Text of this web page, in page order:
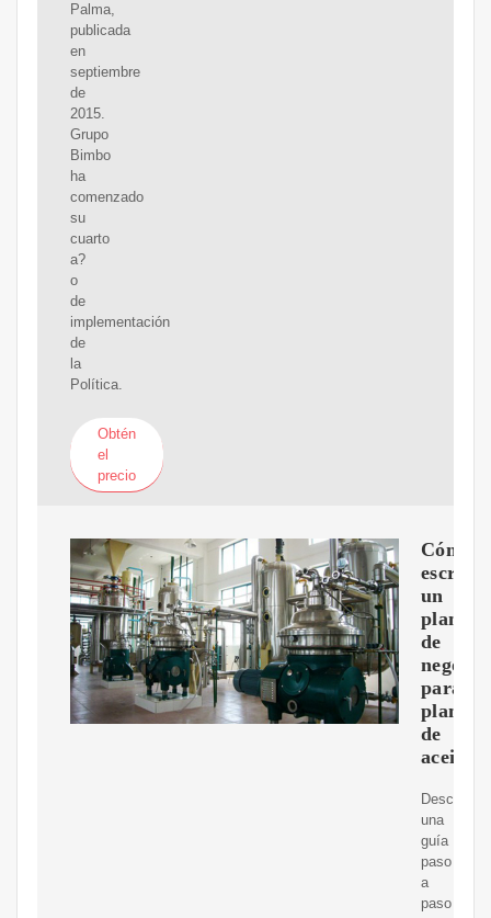
Palma,
publicada
en
septiembre
de
2015.
Grupo
Bimbo
ha
comenzado
su
cuarto
a?
o
de
implementación
de
la
Política.
Obtén
el
precio
Cómo
escribir
un
plan
de
para
de
aceite
Descubra
una
guía
paso
a
paso